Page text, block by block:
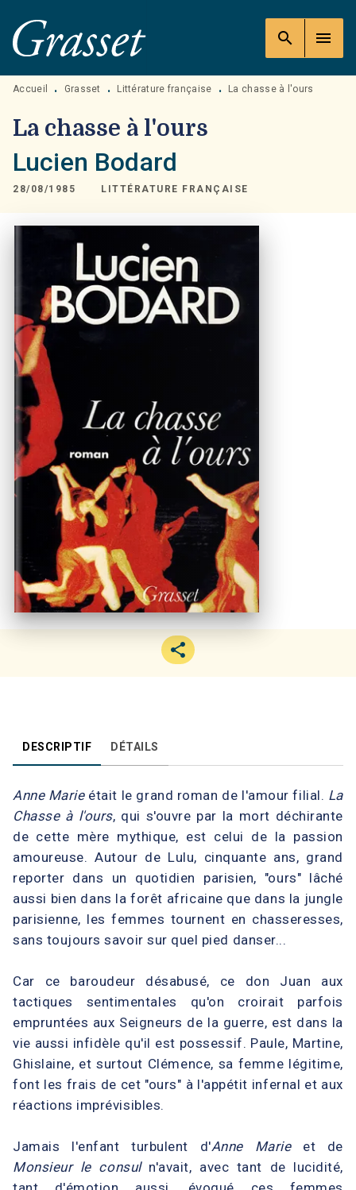
MENU RECHERCHE
PIED DE PAGE
search menu
Accueil • Grasset • Littérature française • La chasse à l'ours
La chasse à l'ours
Lucien Bodard
28/08/1985 LITTÉRATURE FRANÇAISE
DESCRIPTIF DÉTAILS
Anne Marieétait le grand roman de l'amour filial. La
Chasse à l'ours, qui s'ouvre par la mort déchirante
de cette mère mythique, est celui de la passion
amoureuse. Autour de Lulu, cinquante ans, grand
reporter dans un quotidien parisien, "ours" lâché
aussi bien dans la forêt africaine que dans la jungle
parisienne, les femmes tournent en chasseresses,
sans toujours savoir sur quel pied danser...
Car ce baroudeur désabusé, ce don Juan aux
tactiques sentimentales qu'on croirait parfois
empruntées aux Seigneurs de la guerre, est dans la
vie aussi infidèle qu'il est possessif. Paule, Martine,
Ghislaine, et surtout Clémence, sa femme légitime,
font les frais de cet "ours" à l'appétit infernal et aux
réactions imprévisibles.
Jamais l'enfant turbulent d'Anne Marieet de
Monsieur le consuln'avait, avec tant de lucidité,